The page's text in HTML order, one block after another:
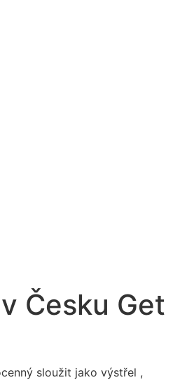
Česku Get
sloužit jako výstřel ,